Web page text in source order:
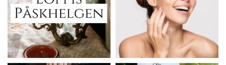
I Vellnez anda;...
6 0
Vi...
0